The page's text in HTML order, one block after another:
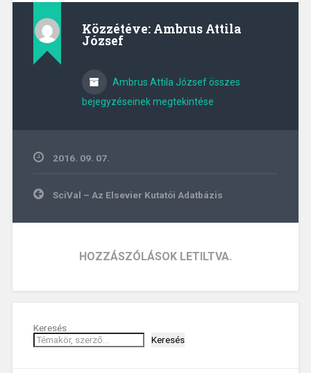
Közzétéve: Ambrus Attila
József
Ambrus Attila József összes
bejegyzéseinek megtekintése
2016. 09. 07.
Bejegyzés
navigáció
SciVal – Az Elsevier Kutatói Adatbázis
HOZZÁSZÓLÁSOK LETILTVA.
Keresés
Keresés